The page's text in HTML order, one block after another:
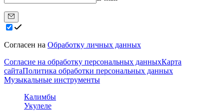
Согласен на Обработку личных данных
Согласие на обработку персональных данныхКарта
сайтаПолитика обработки персональных данных
Музыкальные инструменты
Калимбы
Укулеле